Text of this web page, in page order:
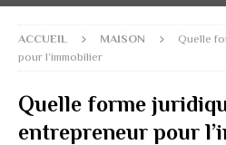
ACCUEIL MAISON
Quelle
pour l’immobilier
Quelle forme
entrepreneur pour